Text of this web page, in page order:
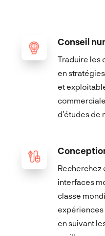
Conseil
Traduire les
en
et
d’études de
Recherchez
interfaces
classe
expériences
en suivant